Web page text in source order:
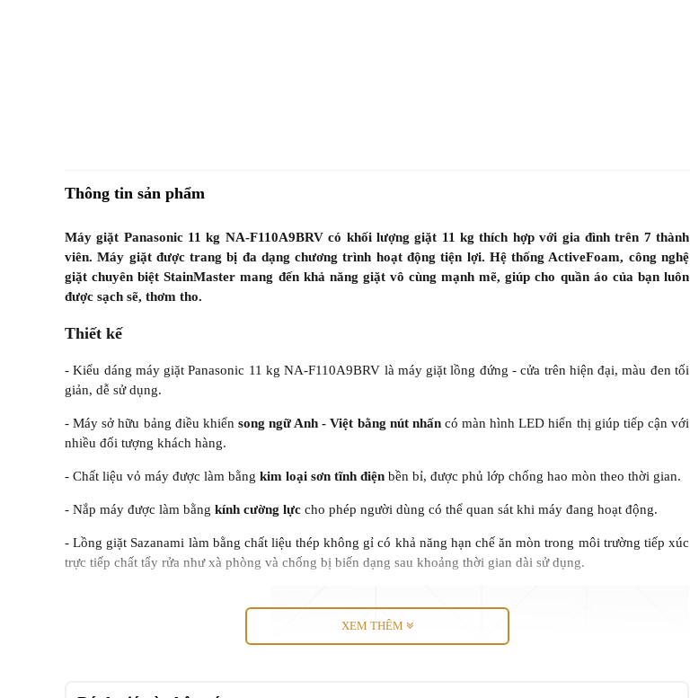
Thông tin sản phẩm
Máy giặt Panasonic 11 kg NA-F110A9BRV có khối lượng giặt 11 kg thích hợp với gia đình trên 7 thành
viên. Máy giặt được trang bị đa dạng chương trình hoạt động tiện lợi. Hệ thống ActiveFoam, công nghệ
giặt chuyên biệt StainMaster mang đến khả năng giặt vô cùng mạnh mẽ, giúp cho quần áo của bạn luôn
được sạch sẽ, thơm tho.
Thiết kế
- Kiểu dáng máy giặt Panasonic 11 kg NA-F110A9BRV là máy giặt lồng đứng - cửa trên hiện đại, màu đen tối
giản, dễ sử dụng.
- Máy sở hữu bảng điều khiển song ngữ Anh - Việt bằng nút nhấncó màn hình LED hiển thị giúp tiếp cận với
nhiều đối tượng khách hàng.
- Chất liệu vỏ máy được làm bằng kim loại sơn tĩnh điện bền bỉ, được phủ lớp chống hao mòn theo thời gian.
- Nắp máy được làm bằng kính cường lực cho phép người dùng có thể quan sát khi máy đang hoạt động.
- Lồng giặt Sazanami làm bằng chất liệu thép không gỉ có khả năng hạn chế ăn mòn trong môi trường tiếp xúc
trực tiếp chất tẩy rửa như xà phòng và chống bị biến dạng sau khoảng thời gian dài sử dụng.
XEM THÊM